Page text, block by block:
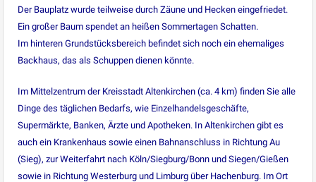
Der Bauplatz wurde teilweise durch Zäune und Hecken eingefriedet.
Ein großer Baum spendet an heißen Sommertagen Schatten.
Im hinteren Grundstücksbereich befindet sich noch ein ehemaliges
Backhaus, das als Schuppen dienen könnte.
Im Mittelzentrum der Kreisstadt Altenkirchen (ca. 4 km) finden Sie alle
Dinge des täglichen Bedarfs, wie Einzelhandelsgeschäfte,
Supermärkte, Banken, Ärzte und Apotheken. In Altenkirchen gibt es
auch ein Krankenhaus sowie einen Bahnanschluss in Richtung Au
(Sieg), zur Weiterfahrt nach Köln/Siegburg/Bonn und Siegen/Gießen
sowie in Richtung Westerburg und Limburg über Hachenburg. Im Ort